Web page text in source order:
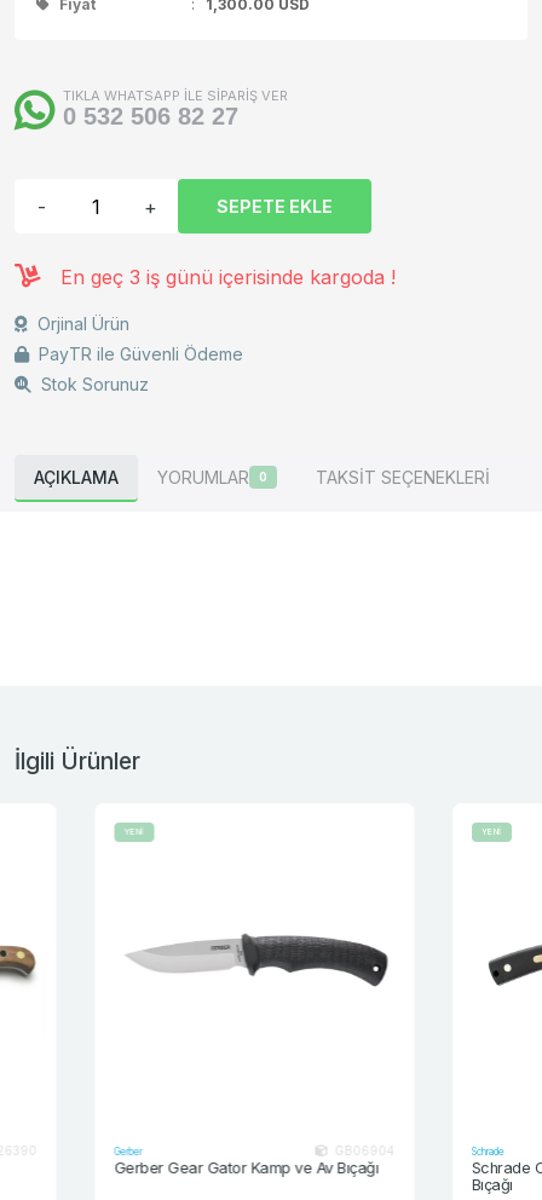
Fiyat : 1,300.00 USD
TIKLA WHATSAPP İLE SİPARİŞ VER
0 532 506 82 27
- + SEPETE EKLE
En geç 3 iş günü içerisinde kargoda !
Orjinal Ürün
PayTR ile Güvenli Ödeme
Stok Sorunuz
AÇIKLAMA YORUMLAR 0 TAKSİT SEÇENEKLERİ
İlgili Ürünler
GB06904
Gerber Gear Gator Kamp ve Av Bıçağı
Schrade Old